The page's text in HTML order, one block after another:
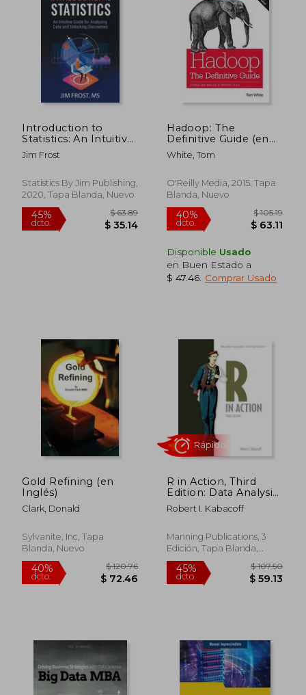
Introduction to
Statistics: An Intuitive
Guide for Analyzing
Data and Unlocking
Inglés)
Jim Frost
Statistics By Jim Publishing,
2020, Tapa Blanda, Nuevo
Hadoop: The
Definitive Guide (en
Inglés)
White, Tom
O'Reilly Media, 2015, Tapa
Blanda, Nuevo
Disponible Usado
en Buen Estado a
$ 47.46 Comprar Usado
Gold Refining (en
Inglés)
Clark, Donald
Sylvanite, Inc, Tapa
Blanda, Nuevo
R in Action, Third
Edition: Data Analysis
and Graphics with R
and Tidyverse (en
Robert I. Kabacoff
Manning Publications, 3
Edición, Tapa Blanda,
Nuevo